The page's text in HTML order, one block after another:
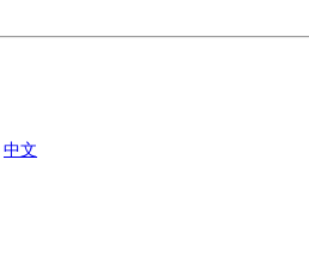
中文